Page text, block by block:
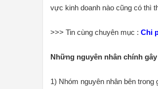
vực kinh doanh nào cũng có thì
>>> Tin cùng chuyên mục : Chi
Những nguyên nhân chính
1) Nhóm nguyên nhân bên trong